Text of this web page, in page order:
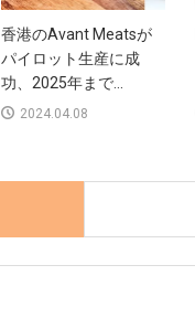
香港のAvant Meatsが
パイロット生産に成
功、2025年まで...
2024.04.08